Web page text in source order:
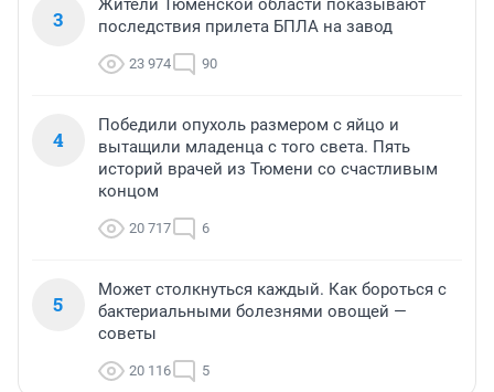
3
Жители Тюменской области показывают
последствия прилета БПЛА на завод
23 974 90
4
Победили опухоль размером с яйцо и
вытащили младенца с того света. Пять
историй врачей из Тюмени со счастливым
концом
20 717 6
5
Может столкнуться каждый. Как бороться с
бактериальными болезнями овощей —
советы
20 116 5